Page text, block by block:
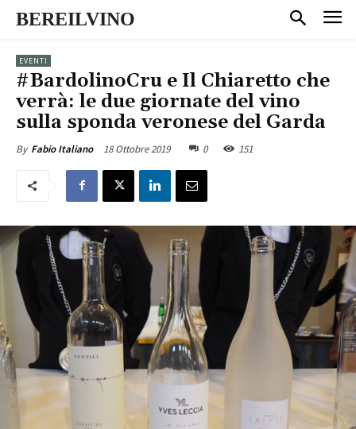
BEREILVINO
EVENTI
#BardolinoCru e Il Chiaretto che
verrà: le due giornate del vino
sulla sponda veronese del Garda
By Fabio Italiano 18 Ottobre 2019 0 151